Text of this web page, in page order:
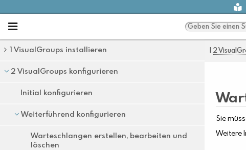
1 VisualGroups installieren
2 VisualGroups konfigurieren
Initial konfigurieren
Weiterführend konfigurieren
Warteschlangen erstellen, bearbeiten und
löschen